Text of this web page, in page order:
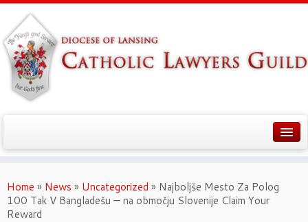
Home » News » Uncategorized » Najboljše Mesto Za Polog
100 Tak V Bangladešu — na območju Slovenije Claim Your
Reward